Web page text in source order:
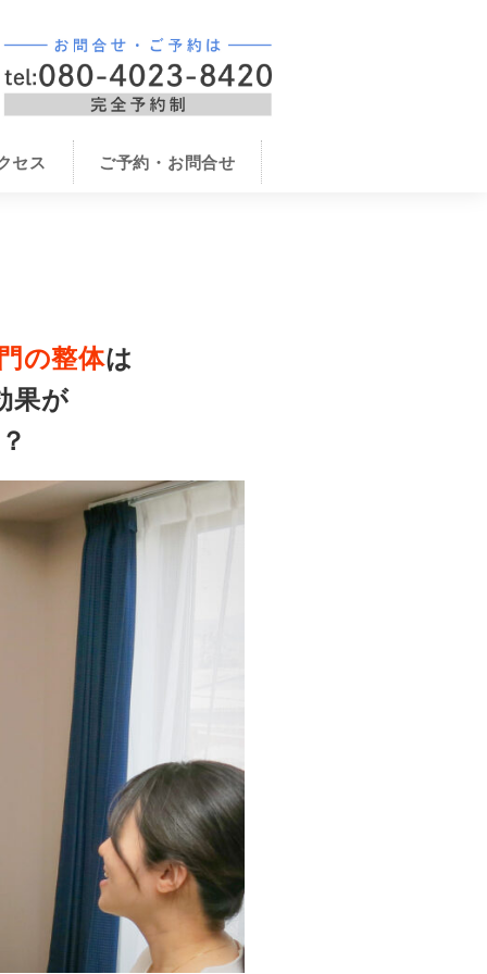
セス ご予約・お問合せ
の整体は
果が